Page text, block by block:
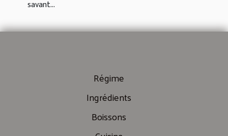
savant...
Régime
Ingrédients
Boissons